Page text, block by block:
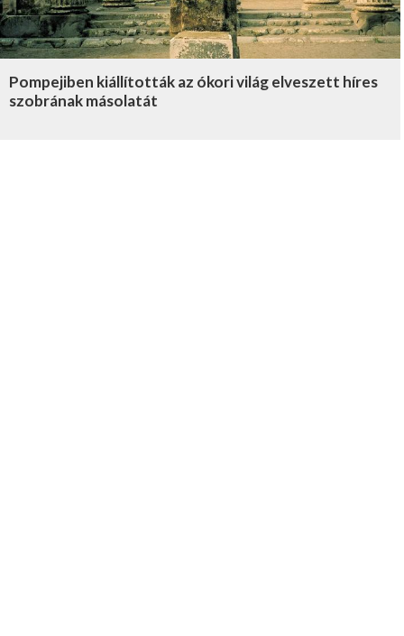
Pompejiben kiállították az ókori világ elveszett híres
szobrának másolatát